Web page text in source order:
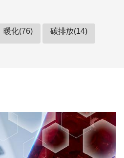
暖化(76) 碳排放(14)